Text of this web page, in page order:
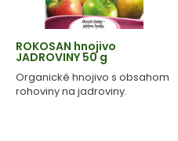
ROKOSAN hnojivo
JADROVINY 50 g
Organické hnojivo s obsahom
rohoviny na jadroviny.